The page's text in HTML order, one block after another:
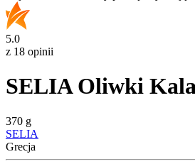
5.0
z 18 opinii
SELIA Oliwki
370 g
SELIA
Grecja